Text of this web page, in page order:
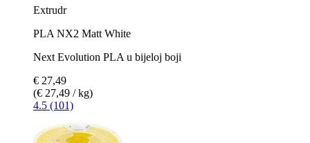
Extrudr
PLA NX2 Matt White
Next Evolution PLA u bijeloj boji
€ 27,49
(€ 27,49 / kg)
4.5 (101)